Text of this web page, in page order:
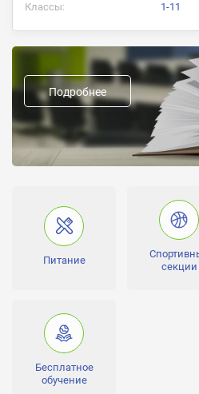
Классы:
1-11
Документ об окончании:
аттестат государственного образца
Предыдущие названия:
Средняя общеобразовательная
гимназия»
Человек в классе:
25-30
Аккредитации:
№ 000798 серия 77ОА1 № 0000798
18.01.2025
Подробнее
Питание
секции
Бесплатное
обучение